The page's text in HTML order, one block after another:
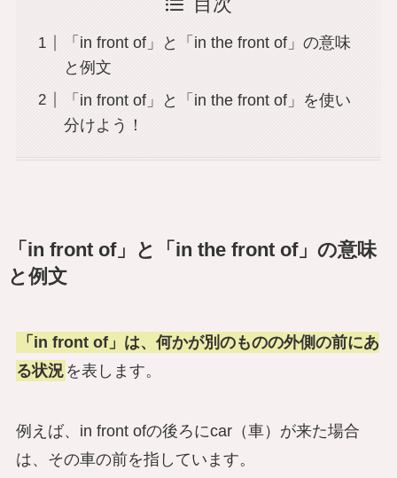
目次
「in front of」と「in the front of」の意味
と例文
「in front of」と「in the front of」を使い
分けよう！
「in front of」と「in the front of」の意味
と例文
「in front of」は、何かが別のものの外側の前にあ
る状況 を表します。
例えば、in front ofの後ろにcar（車）が来た場合
は、その車の前を指しています。